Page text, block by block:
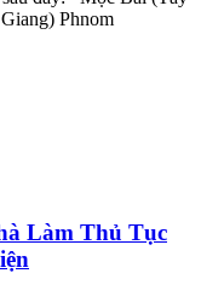
Phnom
Làm Thủ Tục